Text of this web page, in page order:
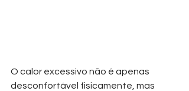
O calor excessivo não é apenas
desconfortável fisicamente, mas